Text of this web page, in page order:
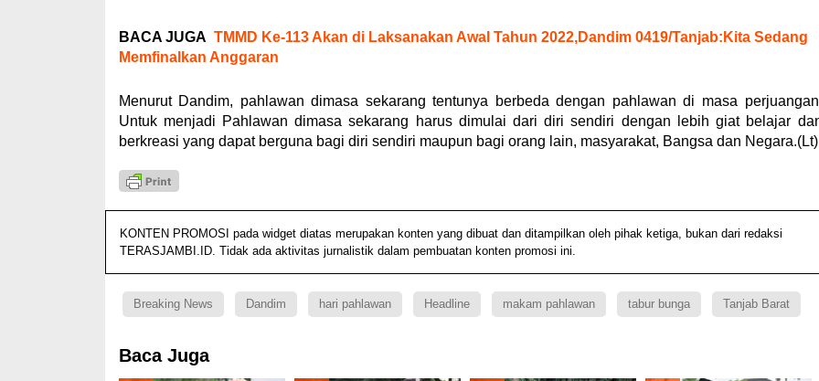
BACA JUGA TMMD Ke-113 Akan di Laksanakan Awal Tahun 2022,Dandim 0419/Tanjab:Kita Sedang
Memfinalkan Anggaran
Menurut Dandim, pahlawan dimasa sekarang tentunya berbeda dengan pahlawan di masa
Untuk menjadi Pahlawan dimasa sekarang harus dimulai dari diri sendiri dengan lebih giat belajar
berkreasi yang dapat berguna bagi diri sendiri maupun bagi orang lain, masyarakat, Bangsa dan Negara.(Lt)
KONTEN PROMOSI pada widget diatas merupakan konten yang dibuat dan ditampilkan oleh pihak ketiga, bukan dari redaksi
TERASJAMBI.ID. Tidak ada aktivitas jurnalistik dalam pembuatan konten promosi ini.
Breaking News Dandim hari pahlawan Headline makam pahlawan tabur bunga Tanjab Barat
Baca Juga